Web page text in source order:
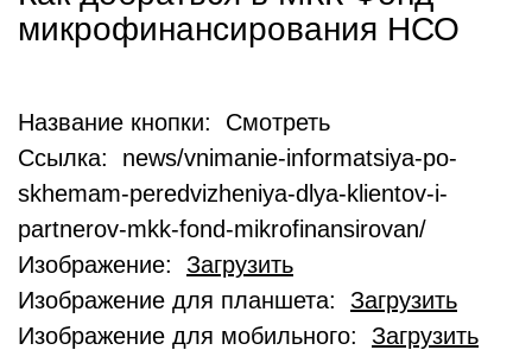
микрофинансирования НСО
Название кнопки: Смотреть
Ссылка: news/vnimanie-informatsiya-po-
skhemam-peredvizheniya-dlya-klientov-i-
partnerov-mkk-fond-mikrofinansirovan/
Изображение: Загрузить
Изображение для планшета: Загрузить
Изображение для мобильного: Загрузить